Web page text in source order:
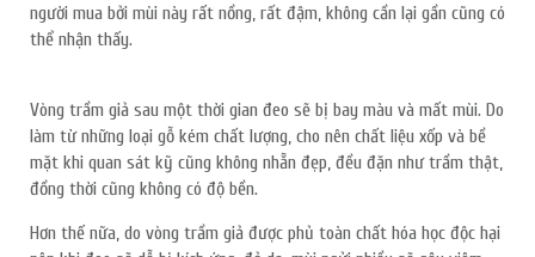
người mua bởi mùi này rất nồng, rất đậm, không cần lại gần cũng có
thể nhận thấy.
Vòng trầm giả sau một thời gian đeo sẽ bị bay màu và mất mùi. Do
làm từ những loại gỗ kém chất lượng, cho nên chất liệu xốp và bề
mặt khi quan sát kỹ cũng không nhẵn đẹp, đều đặn như trầm thật,
đồng thời cũng không có độ bền.
Hơn thế nữa, do vòng trầm giả được phủ toàn chất hóa học độc hại